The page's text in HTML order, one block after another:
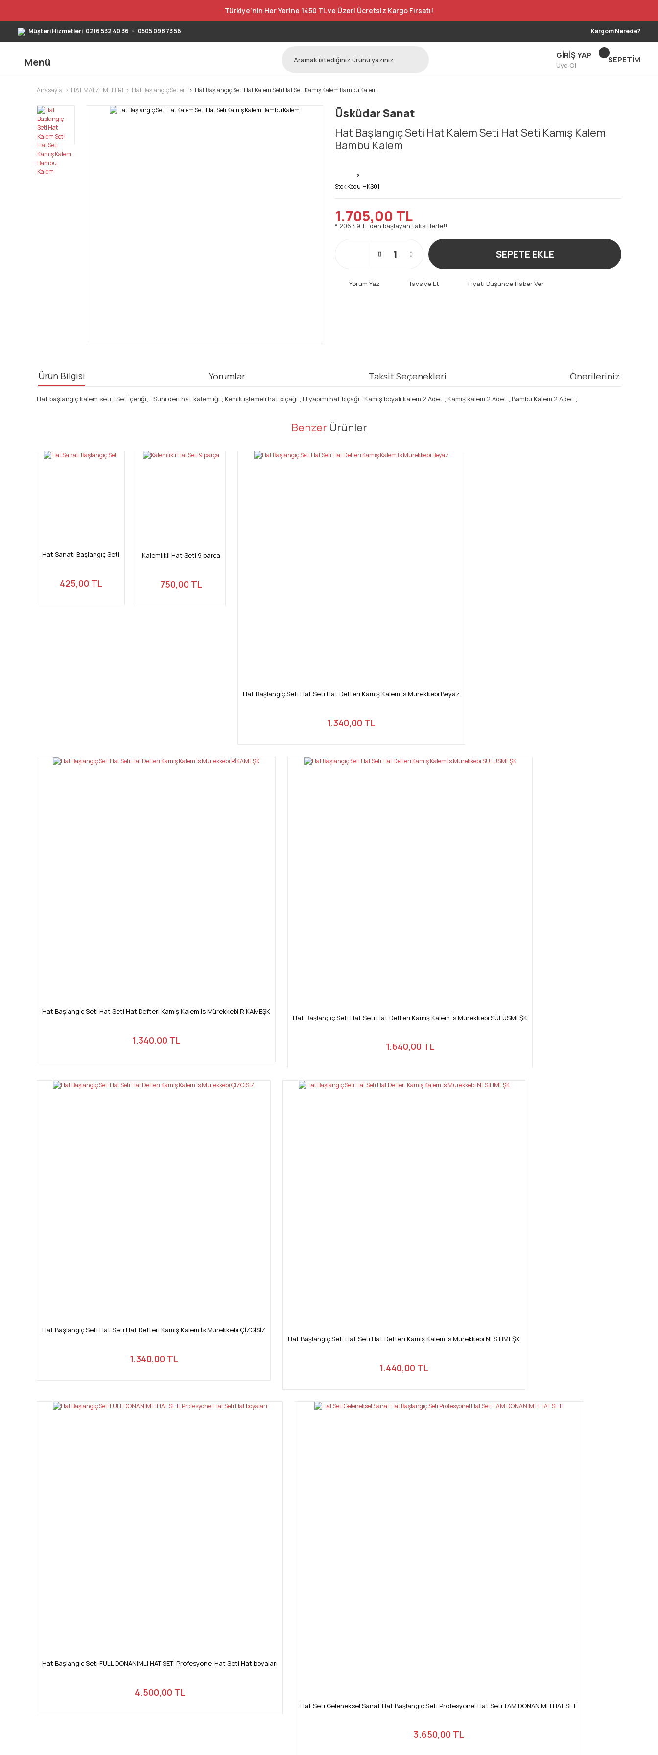
Türkiye’nin Her Yerine 1450 TL ve Üzeri Ücretsiz Kargo Fırsatı!
Müşteri Hizmetleri 0216 532 40 36 - 0505 098 73 56 Kargom Nerede?
Menü
GİRİŞ YAP
Üye Ol
SEPETİM
Anasayfa HAT MALZEMELERİ Hat Başlangıç Setleri Hat Başlangıç Seti Hat Kalem Seti Hat Seti Kamış Kalem Bambu Kalem
Üsküdar Sanat
Hat Başlangıç Seti Hat Kalem Seti Hat Seti Kamış Kalem
Bambu Kalem
Stok Kodu:HKS01
1.705,00 TL
* 206,49 TL den başlayan taksitlerle!!
SEPETE EKLE
Yorum Yaz Tavsiye Et Fiyatı Düşünce Haber Ver
Ürün Bilgisi Yorumlar Taksit Seçenekleri Önerileriniz
Hat başlangıç kalem seti ; Set İçeriği; ; Suni deri hat kalemliği ; Kemik işlemeli hat bıçağı ; El yapımı hat bıçağı ; Kamış boyalı kalem 2 Adet ; Kamış kalem 2 Adet ; Bambu Kalem 2 Adet ;
Bu ürünün fiyat bilgisi, resim, ürün açıklamalarında ve diğer konularda yetersiz gördüğünüz noktaları öneri formunu kullanarak tarafımıza iletebilirsiniz.
Ürün resmi kalitesiz, bozuk veya görüntülenemiyor.
Benzer Ürünler
Hat Sanatı Başlangıç Seti
425,00 TL
Kalemlikli Hat Seti 9 parça
750,00 TL
Hat Başlangıç Seti Hat Seti Hat Defteri Kamış Kalem İs Mürekkebi Beyaz
1.340,00 TL
Hat Başlangıç Seti Hat Seti Hat Defteri Kamış Kalem İs Mürekkebi RİKAMEŞK
1.340,00 TL
Hat Başlangıç Seti Hat Seti Hat Defteri Kamış Kalem İs Mürekkebi SÜLÜSMEŞK
1.640,00 TL
Hat Başlangıç Seti Hat Seti Hat Defteri Kamış Kalem İs Mürekkebi ÇİZGİSİZ
1.340,00 TL
Hat Başlangıç Seti Hat Seti Hat Defteri Kamış Kalem İs Mürekkebi NESİHMEŞK
1.440,00 TL
Hat Başlangıç Seti FULL DONANIMLI HAT SETİ Profesyonel Hat Seti Hat boyaları
4.500,00 TL
Hat Seti Geleneksel Sanat Hat Başlangıç Seti Profesyonel Hat Seti TAM DONANIMLI HAT SETİ
3.650,00 TL